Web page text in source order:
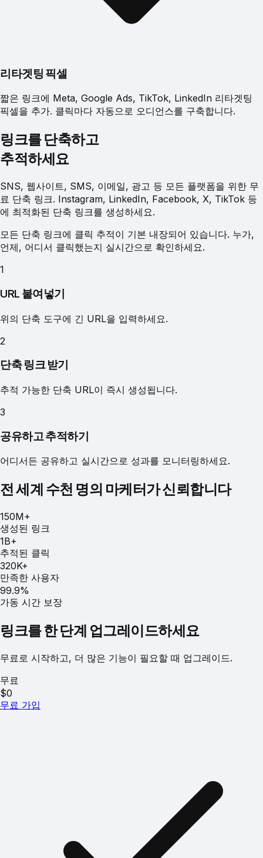
리타겟팅 픽셀
짧은 링크에 Meta, Google Ads, TikTok, LinkedIn 리타겟팅
픽셀을 추가. 클릭마다 자동으로 오디언스를 구축합니다.
링크를 단축하고
추적하세요
SNS, 웹사이트, SMS, 이메일, 광고 등 모든 플랫폼을 위한 무
료 단축 링크. Instagram, LinkedIn, Facebook, X, TikTok 등
에 최적화된 단축 링크를 생성하세요.
모든 단축 링크에 클릭 추적이 기본 내장되어 있습니다. 누가,
언제, 어디서 클릭했는지 실시간으로 확인하세요.
1
URL 붙여넣기
위의 단축 도구에 긴 URL을 입력하세요.
2
단축 링크 받기
추적 가능한 단축 URL이 즉시 생성됩니다.
3
공유하고 추적하기
어디서든 공유하고 실시간으로 성과를 모니터링하세요.
전 세계 수천 명의 마케터가 신뢰합니다
150M+
생성된 링크
1B+
추적된 클릭
320K+
만족한 사용자
99.9%
가동 시간 보장
링크를 한 단계 업그레이드하세요
무료로 시작하고, 더 많은 기능이 필요할 때 업그레이드.
무료
$0
무료 가입